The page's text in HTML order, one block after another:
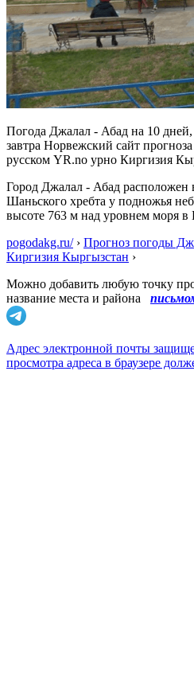
Погода Джалал - Абад на 10
завтра Норвежский сайт
русском YR.no урно Киргизия
Город Джалал - Абад расположен
Шаньского хребта у подножья
высоте 763 м над уровнем моря в
pogodakg.ru/› Прогноз погоды
Киргизия Кыргызстан ›
Можно добавить любую точку
название места и района
Адрес электронной почты
просмотра адреса в браузере